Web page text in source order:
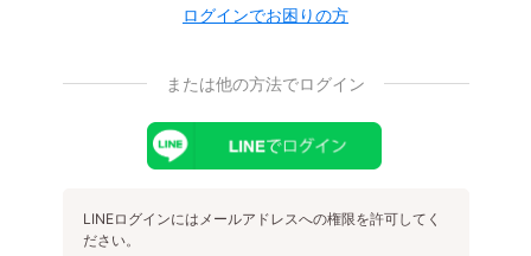
ログインでお困りの方
または他の方法でログイン
LINEログインにはメールアドレスへの権限を許可してく
ださい。